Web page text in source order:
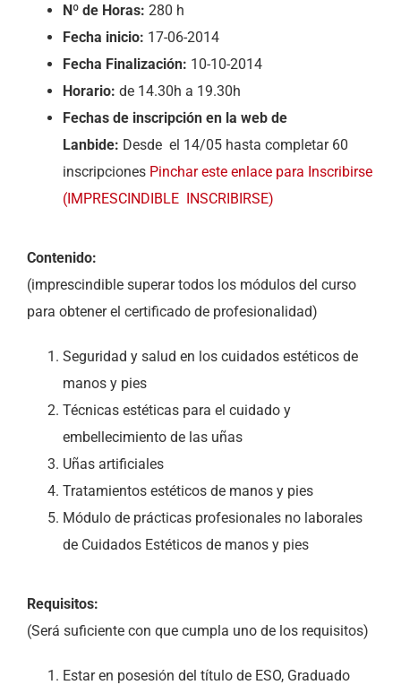
Nº de Horas: 280 h
Fecha inicio: 17-06-2014
Fecha Finalización: 10-10-2014
Horario: de 14.30h a 19.30h
Fechas de inscripción en la web de
Lanbide: Desde el 14/05 hasta completar 60
inscripciones Pinchar este enlace para Inscribirse
(IMPRESCINDIBLE INSCRIBIRSE)
Contenido:
(imprescindible superar todos los módulos del curso
para obtener el certificado de profesionalidad)
Seguridad y salud en los cuidados estéticos de
manos y pies
Técnicas estéticas para el cuidado y
embellecimiento de las uñas
Uñas artificiales
Tratamientos estéticos de manos y pies
Módulo de prácticas profesionales no laborales
de Cuidados Estéticos de manos y pies
Requisitos:
(Será suficiente con que cumpla uno de los requisitos)
Estar en posesión del título de ESO, Graduado